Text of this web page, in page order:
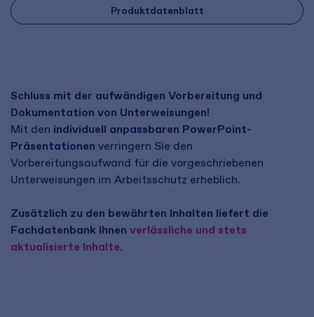
Produktdatenblatt
Schluss mit der aufwändigen Vorbereitung und
Dokumentation von Unterweisungen!
Mit den individuell anpassbaren PowerPoint-
Präsentationen verringern Sie den
Vorbereitungsaufwand für die vorgeschriebenen
Unterweisungen im Arbeitsschutz erheblich.
Zusätzlich zu den bewährten Inhalten liefert die
Fachdatenbank Ihnen verlässliche und stets
aktualisierte Inhalte.